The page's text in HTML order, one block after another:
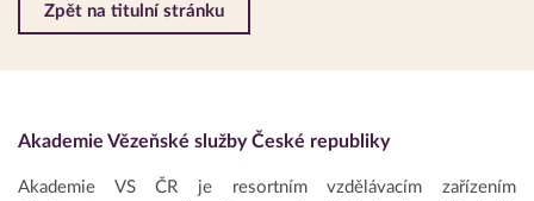
Zpět na titulní stránku
Akademie Vězeňské služby České republiky
Akademie VS ČR je resortním vzdělávacím zařízením